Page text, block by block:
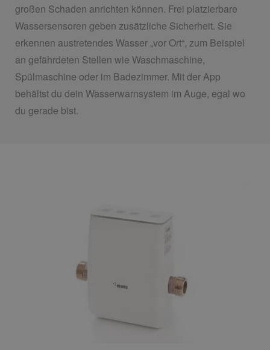
großen Schaden anrichten können. Frei platzierbare
Wassersensoren geben zusätzliche Sicherheit. Sie
erkennen austretendes Wasser „vor Ort“, zum Beispiel
an gefährdeten Stellen wie Waschmaschine,
Spülmaschine oder im Badezimmer. Mit der App
behältst du dein Wasserwarnsystem im Auge, egal wo
du gerade bist.